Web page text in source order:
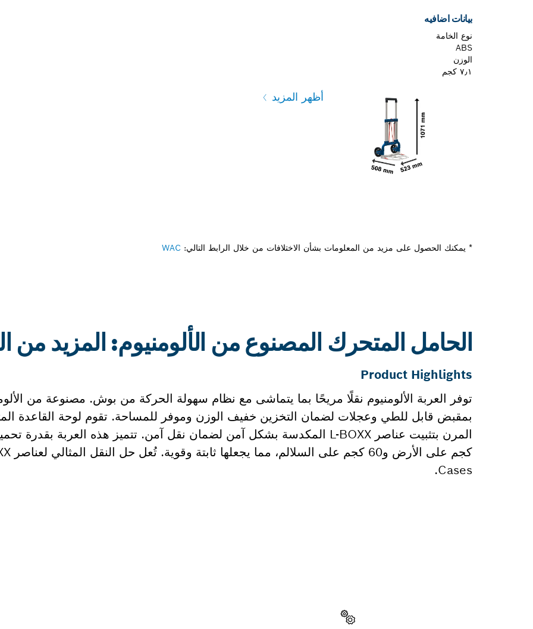
بيانات اضافيه
نوع الخامة
ABS
الوزن
٧٫١ كجم
أظهر المزيد
* يمكنك الحصول على مزيد من المعلومات بشأن الاختلافات من خلال الرابط التالي: WAC
الحامل المتحرك المصنوع من الألومنيوم: المزيد من
Product Highlights
توفر العربة الألومنيوم نقلًا مريحًا بما يتماشى مع نظام سهولة الحركة من بوش. مصنوعة من
بمقبض قابل للطي وعجلات لضمان التخزين خفيف الوزن وموفر للمساحة. تقوم لوحة القاعدة
Cases.